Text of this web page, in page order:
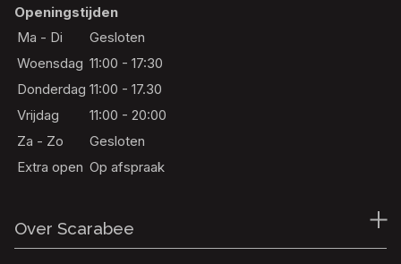
Openingstijden
Ma - Di
Gesloten
Woensdag 11:00 - 17:30
Donderdag 11:00 - 17.30
Vrijdag
11:00 - 20:00
Za - Zo
Gesloten
Extra open Op afspraak
Over Scarabee